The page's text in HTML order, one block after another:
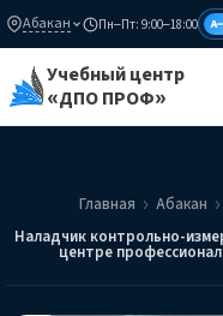
Абакан Пн–Пт: 9:00–18:00
Учебный центр
«ДПО ПРОФ»
Главная Абакан
Наладчик контрольно-
центре